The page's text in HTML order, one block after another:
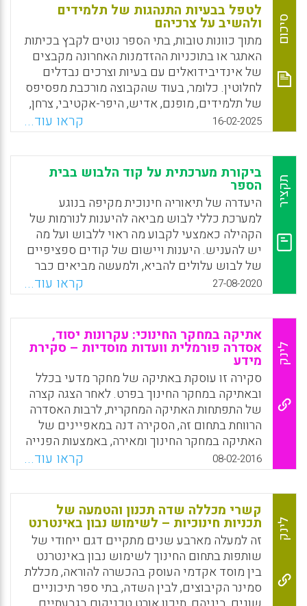
סיכום
לטפל בבעיות התנהגות של תלמידים
ולהשיב על צרכיהם
מתוך כוונות טובות, בתי הספר נוטים לקבץ בכיתות
האתגר או בתוכניות ההזדמנות האחרונה מקבצים
של אינדיבידואלים עם בעיות וצרכים נבדלים
לחלוטין. כלומר, בעוד שהקבוצה מורכבת מפסיפס
של תלמידים, מופנם, אדיש, היפר-אקטיבי, צרחן,
אלים, דחוי, מוחלש, עולה חדש, צמא-תשומת-לב
וכדומה, כולם מקבלים את אותה התערבות, וזו
טעות גורלית. על רקע זה, המאמר גורס כי יש
לנקוט בגישה המבטיחה שכל תלמיד, מתוך קבוצת
ההתערבות, יזכה לקבל תמיכה מותאמת.
WhatsApp
Facebook
Email
X
16-02-2025 קראו עוד...
תקציר
ביקורת מערכתית על קוד הלבוש בבית
הספר
היעדרה של תיאוריה חינוכית מקיפה בנוגע
למערכת כללי לבוש מביאה להיענות לנורמות של
הקהילה כאמצעי לקבוע מה ראוי ללבוש ועל מה
יש להעניש. היענות ויישום של קודים ספציפיים
של לבוש עלולים להביא, ולמעשה מביאים כבר
עתה, להתנהלות לא עקבית בסוגיה זו ולהפרה של
זכויות תלמידים. אחת התוצאות השליליות של
קביעת כללי לבוש לא עקביים כרוכה בהשפעתם
באופן לא פרופורציונלי הן על תלמידות (נשים),
והן על תלמידים ותלמידות שאינם לבנים,
המסומנים בתוך כך כמיניים ונחותים. נשים
עוברות אובייקטיביזציה ואילו לגברים מייחסים
חוסר יכולת לשלוט בתשוקותיהם המיניות.
WhatsApp
Facebook
Email
X
27-08-2020 קראו עוד...
לינק
אתיקה במחקר החינוכי: עקרונות יסוד,
אסדרה פורמלית וועדות מוסדיות – סקירת
מידע
סקירה זו עוסקת באתיקה של מחקר מדעי בכלל
ובאתיקה במחקר החינוך בפרט. לאחר הצגה קצרה
של התפתחות האתיקה המחקרית, לרבות האסדרה
הרווחת בתחום זה, הסקירה דנה במאפיינים של
האתיקה במחקר החינוך ומאירה, באמצעות הפנייה
לנוהל משרד החינוך בנושא פעילות מחקרית
במערכת החינוך ולקודים אתיים בארה"ב,
באוסטרליה ובבריטניה, על עקרונות וסטנדרדים
אתיים, שחלים בכל הקשור למחקר בבני אדם,
הנעשה בהקשר החינוך ועל סוגיות מרכזיות
בתחום זה. בהמשך לסקירה העיונית, הסקירה
מתארת חמישה מודלים לאישורים אתיים
במוסדות מחקריים שונים, תוך התמקדות בועדות
האתיקה המוסדיות בכל מוסד (דניאל שפרלינג).
08-02-2016 קראו עוד...
לינק
קשרי מכללה שדה תכנון והטמעה של
תכניות חינוכיות – לשימוש נבון באינטרנט
זה למעלה מארבע שנים מתקיים דגם ייחודי של
שותפות בתחום החינוך לשימוש נבון באינטרנט
בין מוסד אקדמי העוסק בהכשרה להוראה, מכללת
סמינר הקיבוצים, לבין השדה, בתי ספר תיכוניים